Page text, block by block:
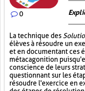
0
La technique des
élèves à résoudre un
et en documentant ces
métacagonition
conscience de leurs
questionnant sur les
résoudre l'exercice en